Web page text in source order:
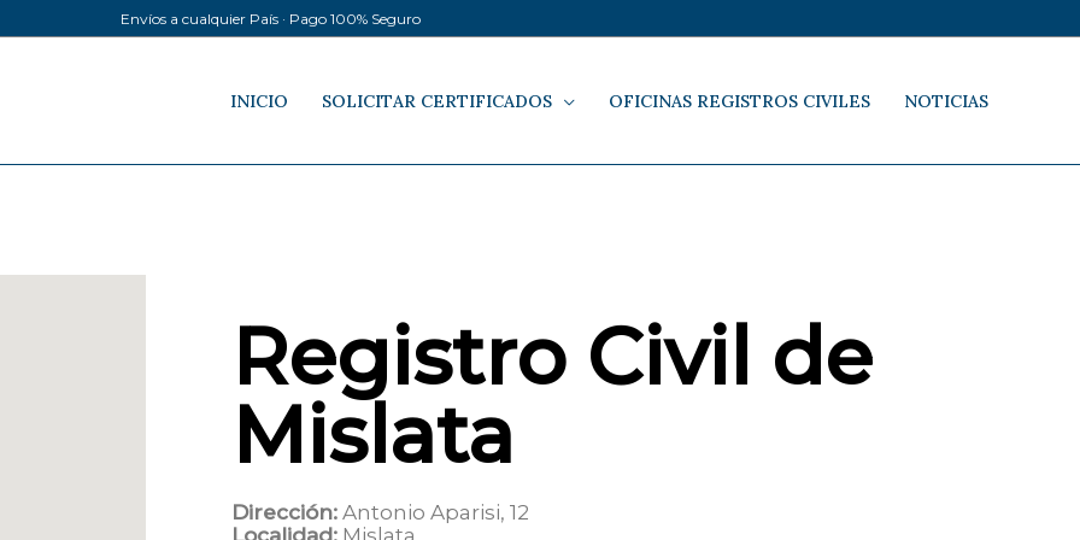
Envíos a cualquier País · Pago 100% Seguro
INICIO SOLICITAR CERTIFICADOS OFICINAS REGISTROS CIVILES NOTICIAS
Registro Civil de
Mislata
Dirección: Antonio Aparisi, 12
Localidad: Mislata